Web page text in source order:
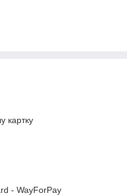
картку
- WayForPay